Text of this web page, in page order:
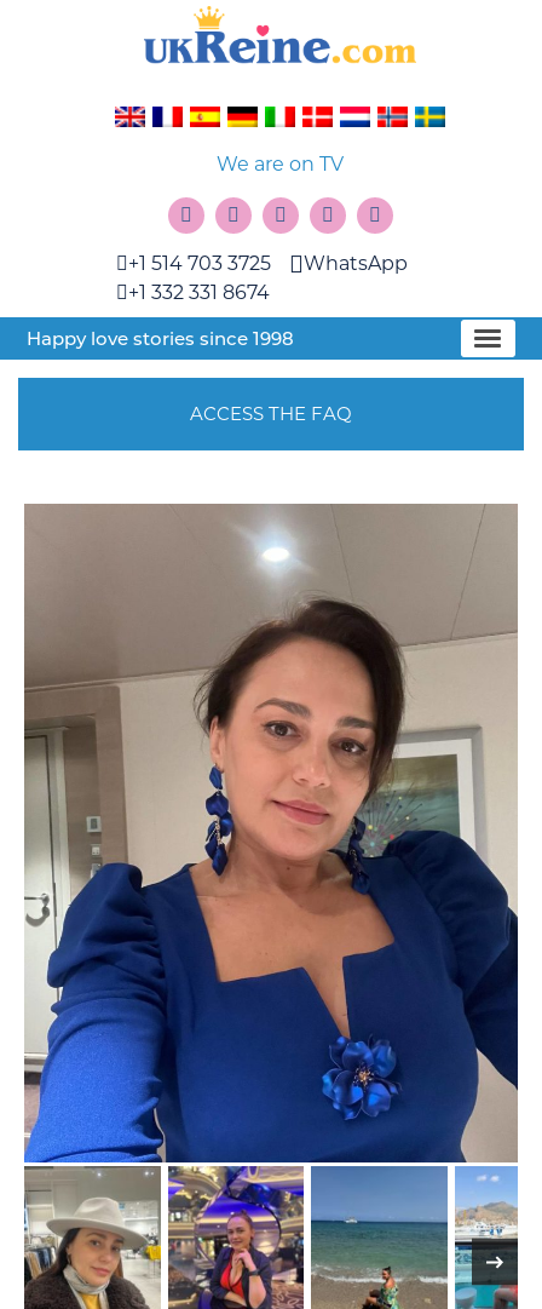
We are on TV
+1 514 703 3725
+1 332 331 8674
WhatsApp
Happy love stories since 1998
ACCESS THE FAQ